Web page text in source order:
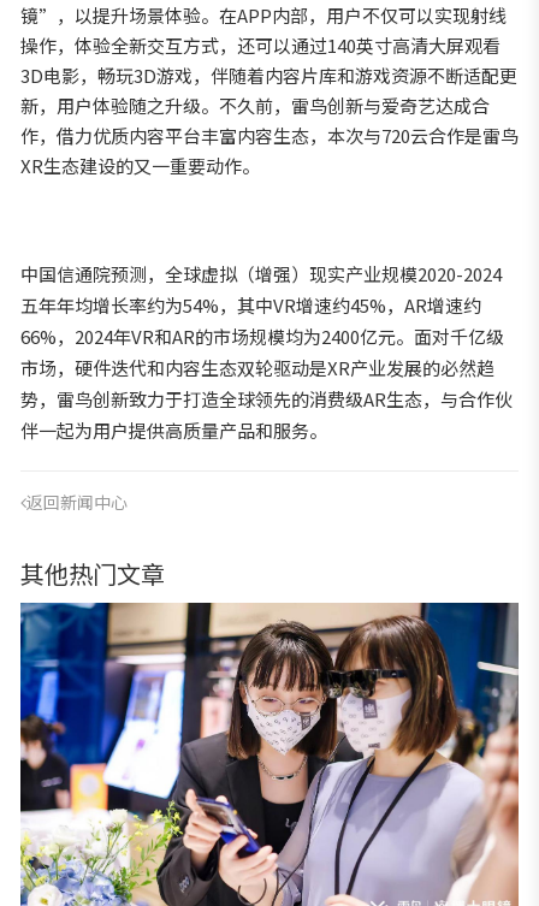
镜”，以提升场景体验。在APP内部，用户不仅可以实现射线
操作，体验全新交互方式，还可以通过140英寸高清大屏观看
3D电影，畅玩3D游戏，伴随着内容片库和游戏资源不断适配更
新，用户体验随之升级。不久前，雷鸟创新与爱奇艺达成合
作，借力优质内容平台丰富内容生态，本次与720云合作是雷鸟
XR生态建设的又一重要动作。
中国信通院预测，全球虚拟（增强）现实产业规模2020-2024
五年年均增长率约为54%，其中VR增速约45%，AR增速约
66%，2024年VR和AR的市场规模均为2400亿元。面对千亿级
市场，硬件迭代和内容生态双轮驱动是XR产业发展的必然趋
势，雷鸟创新致力于打造全球领先的消费级AR生态，与合作伙
伴一起为用户提供高质量产品和服务。
返回新闻中心
其他热门文章